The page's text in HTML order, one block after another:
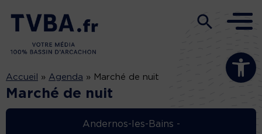
Ouvrir la
Accueil » Agenda » Marché de nuit
Marché de nuit
Andernos-les-Bains -